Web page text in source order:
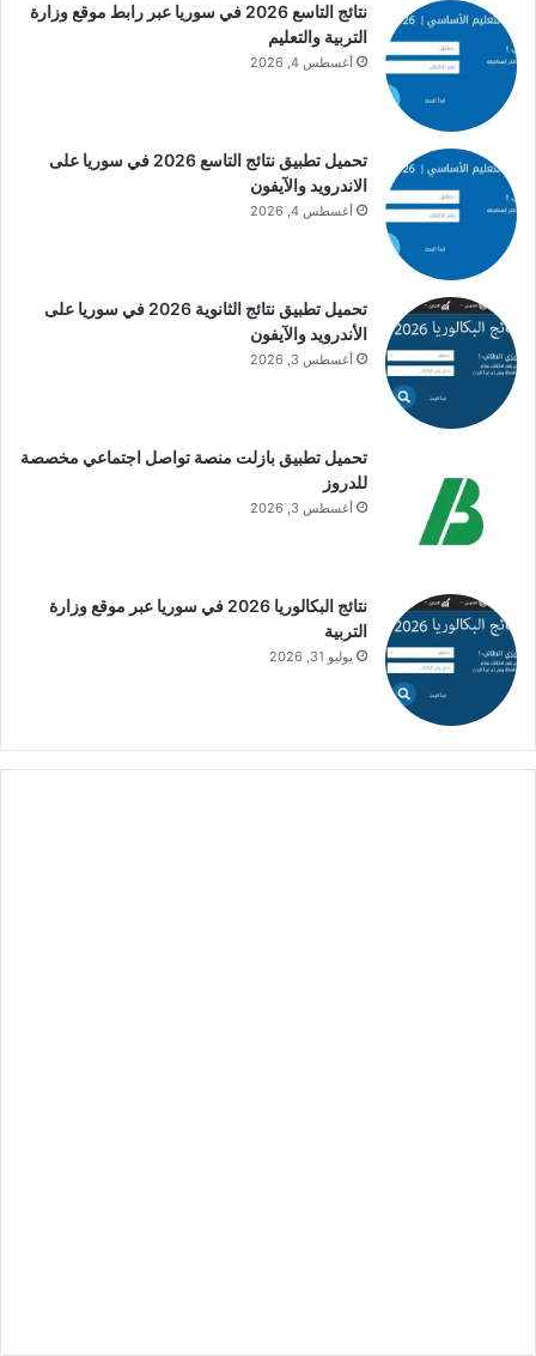
نتائج التاسع 2026 في سوريا عبر رابط موقع وزارة
التربية والتعليم
أغسطس 4, 2026
تحميل تطبيق نتائج التاسع 2026 في سوريا على
الاندرويد والآيفون
أغسطس 4, 2026
تحميل تطبيق نتائج الثانوية 2026 في سوريا على
الأندرويد والآيفون
أغسطس 3, 2026
تحميل تطبيق بازلت منصة تواصل اجتماعي مخصصة
للدروز
أغسطس 3, 2026
نتائج البكالوريا 2026 في سوريا عبر موقع وزارة
التربية
يوليو 31, 2026